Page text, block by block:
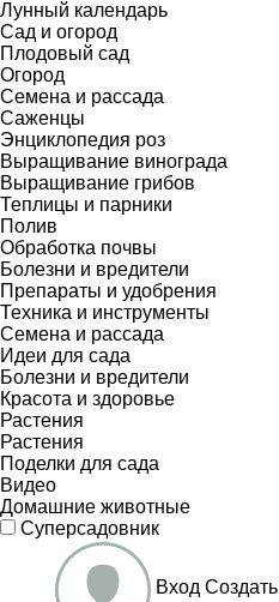
Лунный календарь
Сад и огород
Плодовый сад
Огород
Семена и рассада
Саженцы
Энциклопедия роз
Выращивание винограда
Выращивание грибов
Теплицы и парники
Полив
Обработка почвы
Болезни и вредители
Препараты и удобрения
Техника и инструменты
Семена и рассада
Идеи для сада
Болезни и вредители
Красота и здоровье
Растения
Растения
Поделки для сада
Видео
Домашние животные
Суперсадовник
Вход Создать